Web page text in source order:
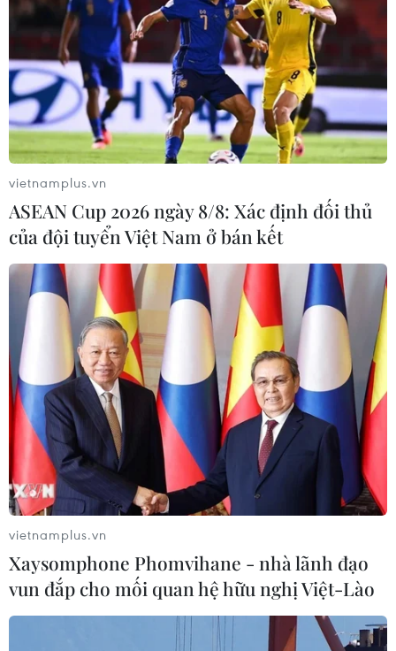
vietnamplus.vn
ASEAN Cup 2026 ngày 8/8: Xác định đối thủ
của đội tuyển Việt Nam ở bán kết
vietnamplus.vn
Xaysomphone Phomvihane - nhà lãnh đạo
vun đắp cho mối quan hệ hữu nghị Việt-Lào